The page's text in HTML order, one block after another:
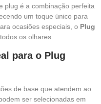
plug é a combinação perfeita
um toque único para
ocasiões especiais, o Plug
os olhares.
para o Plug
de base que atendem ao
ser selecionadas em